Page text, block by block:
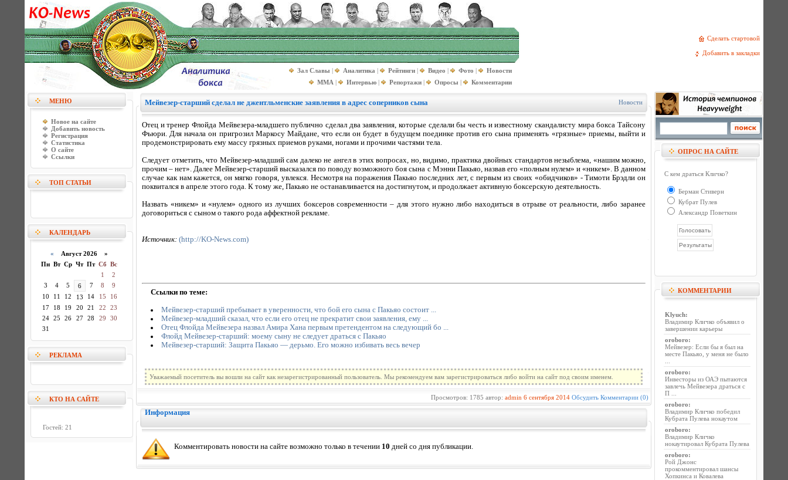
Сделать стартовой
Добавить в закладки
Зал Славы | Аналитика | Рейтинги | Видео | Фото |
Новости
MMA | Интервью | Репортажи | Опросы | Комментарии
МЕНЮ
Новое на сайте
Добавить новость
Регистрация
Статистика
О сайте
Ссылки
ТОП СТАТЬИ
КАЛЕНДАРЬ
« Август 2026 »
Пн Вт Ср Чт Пт Сб Вс
1
2
3
4 5 6 7 8
9
10
11 12 13 14 15
16
17
18 19 20 21 22
23
24
25 26 27 28 29
30
31
РЕКЛАМА
КТО НА САЙТЕ
Гостей: 21
Мейвезер-старший сделал не джентльменские заявления в адрес соперников сына Новости
Отец и тренер Флойда Мейвезера-младшего публично сделал два заявления, которые сделали бы честь и известному скандалисту мира бокса Тайсону
Фьюри. Для начала он пригрозил Маркосу Майдане, что если он будет в будущем поединке против его сына применять «грязные» приемы, выйти и
продемонстрировать ему массу грязных приемов руками, ногами и прочими частями тела.
Следует отметить, что Мейвезер-младший сам далеко не ангел в этих вопросах, но, видимо, практика двойных стандартов незыблема, «нашим можно,
прочим – нет». Далее Мейвезер-старший высказался по поводу возможного боя сына с Мэнни Пакьяо, назвав его «полным нулем» и «никем». В данном
случае как нам кажется, он мягко говоря, увлекся. Несмотря на поражения Пакьяо последних лет, с первым из своих «обидчиков» - Тимоти Брэдли он
поквитался в апреле этого года. К тому же, Пакьяо не останавливается на достигнутом, и продолжает активную боксерскую деятельность.
Назвать «никем» и «нулем» одного из лучших боксеров современности – для этого нужно либо находиться в отрыве от реальности, либо заранее
договориться с сыном о такого рода аффектной рекламе.
Источник: (http://KO-News.com)
Ссылки по теме:
Мейвезер-старший пребывает в уверенности, что бой его сына с Пакьяо состоит ...
Мейвезер-младший сказал, что если его отец не прекратит свои заявления, ему ...
Отец Флойда Мейвезера назвал Амира Хана первым претендентом на следующий бо ...
Флойд Мейвезер-старший: моему сыну не следует драться с Пакьяо
Мейвезер-старший: Защита Пакьяо — дерьмо. Его можно избивать весь вечер
Уважаемый посетитель вы вошли на сайт как незарегистрированный пользователь. Мы рекомендуем вам зарегистрироваться либо войти на сайт под своим именем.
Просмотров: 1785 автор: admin 6 сентября 2014 Обсудить Комментарии (0)
Информация
Комментировать новости на сайте возможно только в течении 10 дней со дня публикации.
ОПРОС НА САЙТЕ
С кем драться Кличко?
Берман Стиверн
Кубрат Пулев
Александр Поветкин
КОММЕНТАРИИ
Klyuch:
Владимир Кличко объявил о
завершении карьеры
oroboro:
Мейвезер: Если бы я был на
месте Пакьяо, у меня не было
oroboro:
Инвесторы из ОАЭ пытаются
завлечь Мейвезера драться с
П ...
oroboro:
Владимир Кличко победил
Кубрата Пулева нокаутом
oroboro:
Владимир Кличко
нокаутировал Кубрата Пулева
oroboro:
Рой Джонс
прокомментировал шансы
Хопкинса и Ковалева